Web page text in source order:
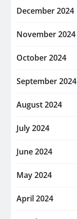
December 2024
November 2024
October 2024
September 2024
August 2024
July 2024
June 2024
May 2024
April 2024